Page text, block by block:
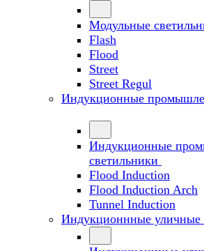
Модульные
Flash
Flood
Street
Street Regul
Индукционные
Индукционные
светильники
Flood Induction
Flood Induction Arch
Tunnel Induction
Индукционнные уличные